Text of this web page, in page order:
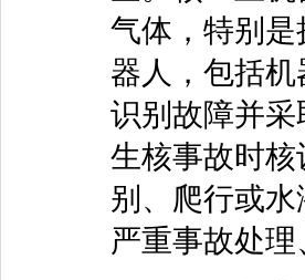
气体，特别
器人，包括
识别故障并
生核事故时
别、爬行或
严重事故处